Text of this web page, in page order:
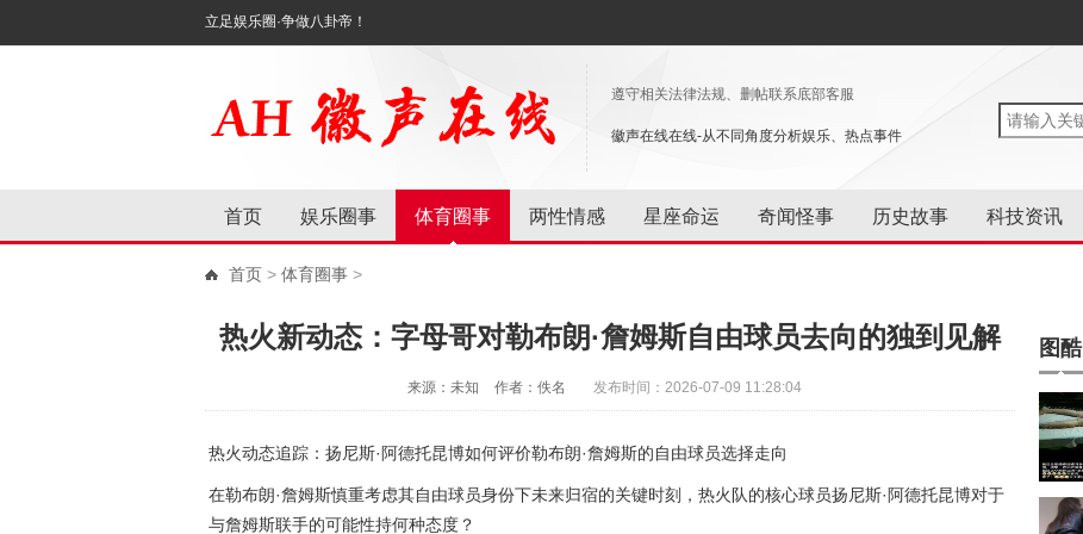
立足娱乐圈·争做八卦帝！
遵守相关法律法规、删帖联系底部客服
徽声在线在线-从不同角度分析娱乐、热点事件
首页 娱乐圈事 体育圈事 两性情感 星座命运 奇闻怪事 历史故事 科技资讯
首页 > 体育圈事 >
热火新动态：字母哥对勒布朗·詹姆斯自由球员去向的独到见解
来源：未知 作者：佚名 发布时间：2026-07-09 11:28:04
热火动态追踪：扬尼斯·阿德托昆博如何评价勒布朗·詹姆斯的自由球员选择走向
在勒布朗·詹姆斯慎重考虑其自由球员身份下未来归宿的关键时刻，热火队的核心球员扬尼斯·阿德托昆博对于
与詹姆斯联手的可能性持何种态度？
图酷